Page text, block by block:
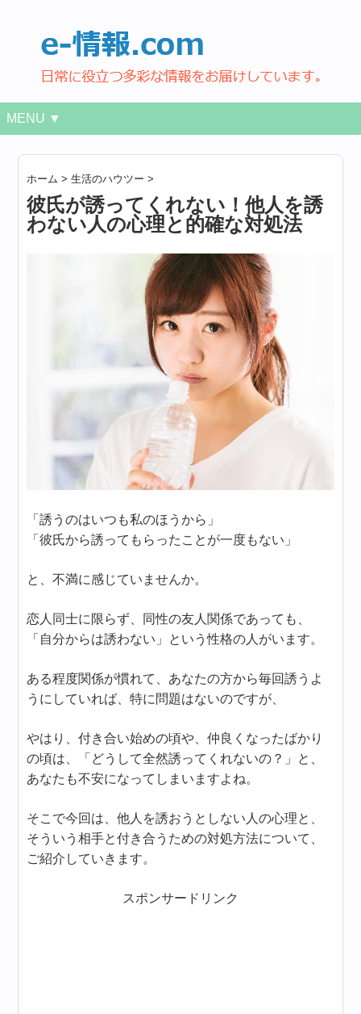
MENU ▼
ホーム >生活のハウツー >
彼氏が誘ってくれない！他人を誘
わない人の心理と的確な対処法
「誘うのはいつも私のほうから」
「彼氏から誘ってもらったことが一度もない」
と、不満に感じていませんか。
恋人同士に限らず、同性の友人関係であっても、
「自分からは誘わない」という性格の人がいます。
ある程度関係が慣れて、あなたの方から毎回誘うよ
うにしていれば、特に問題はないのですが、
やはり、付き合い始めの頃や、仲良くなったばかり
の頃は、「どうして全然誘ってくれないの？」と、
あなたも不安になってしまいますよね。
そこで今回は、他人を誘おうとしない人の心理と、
そういう相手と付き合うための対処方法について、
ご紹介していきます。
スポンサードリンク